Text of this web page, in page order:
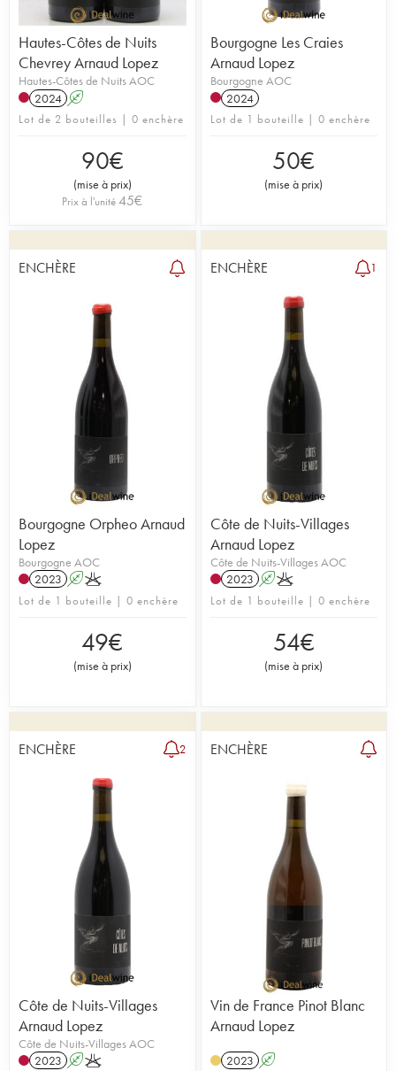
Hautes-Côtes de Nuits
Chevrey Arnaud Lopez
Hautes-Côtes de Nuits AOC
2024 A
Lot de 2 bouteilles | 0 enchère
90€
(mise à prix)
Prix à l'unité45€
Bourgogne Les Craies
Arnaud Lopez
Bourgogne AOC
2024
Lot de 1 bouteille | 0 enchère
50€
(mise à prix)
ENCHÈRE
Bourgogne Orpheo Arnaud
Lopez
Bourgogne AOC
2023 AK
Lot de 1 bouteille | 0 enchère
49€
(mise à prix)
ENCHÈRE 1
Côte de Nuits-Villages
Arnaud Lopez
Côte de Nuits-Villages AOC
2023 AK
Lot de 1 bouteille | 0 enchère
54€
(mise à prix)
ENCHÈRE 2
Côte de Nuits-Villages
Arnaud Lopez
Côte de Nuits-Villages AOC
2023 AK
ENCHÈRE
Vin de France Pinot Blanc
Arnaud Lopez
2023 A